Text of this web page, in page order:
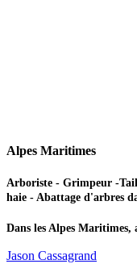
Alpes Maritimes
Arboriste - Grimpeur -
haie - Abattage d'arbres
Dans les Alpes Maritimes,
Jason Cassagrand